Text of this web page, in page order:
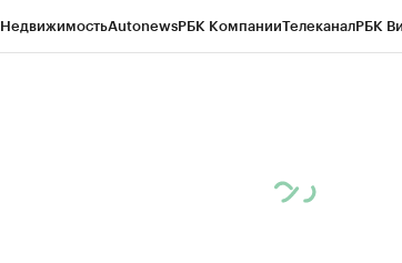
НедвижимостьAutonewsРБК КомпанииТелеканалРБК